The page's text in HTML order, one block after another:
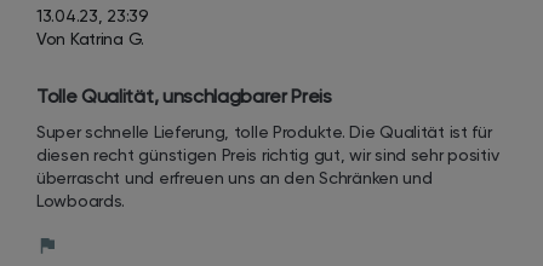
13.04.23, 23:39
Von Katrina G.
Tolle Qualität, unschlagbarer Preis
Super schnelle Lieferung, tolle Produkte. Die Qualität ist für
diesen recht günstigen Preis richtig gut, wir sind sehr positiv
überrascht und erfreuen uns an den Schränken und
Lowboards.